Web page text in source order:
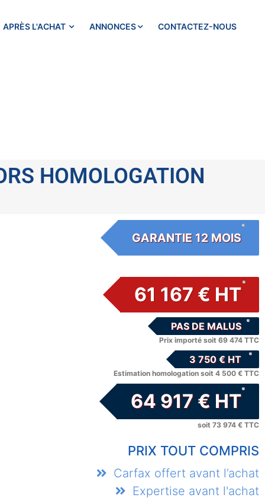
APRÈS L'ACHAT ANNONCES CONTACTEZ-NOUS
HOMOLOGATION
GARANTIE 12 MOIS
61 167 € HT
PAS DE MALUS
Prix importé soit 69 474 TTC
3 750 € HT
Estimation homologation soit 4 500 € TTC
64 917 € HT
soit 73 974 € TTC
PRIX TOUT COMPRIS
Carfax offert avant l’achat
Expertise avant l'achat